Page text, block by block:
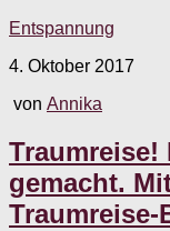
Entspannung
4. Oktober 2017
von Annika
gemacht.
Traumreise-